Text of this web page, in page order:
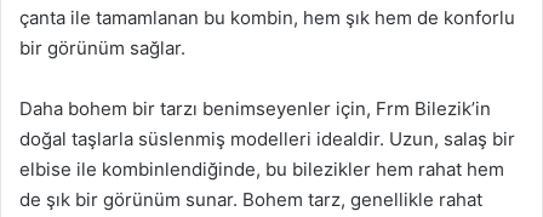
çanta ile tamamlanan bu kombin, hem şık hem de konforlu
bir görünüm sağlar.
Daha bohem bir tarzı benimseyenler için, Frm Bilezik’in
doğal taşlarla süslenmiş modelleri idealdir. Uzun, salaş bir
elbise ile kombinlendiğinde, bu bilezikler hem rahat hem
de şık bir görünüm sunar. Bohem tarz, genellikle rahat